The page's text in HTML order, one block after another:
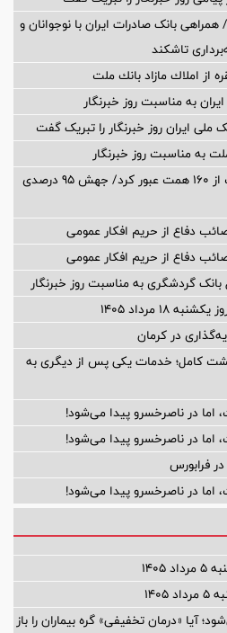
همراهی بانک صادرات ایران با نوجوانان و
تاشکند
به مناسبت روز خبرنگار
ملی ایران روز خبرنگار را تبریک گفت
به مناسبت روز خبرنگار
درآمدهای عملیاتی بانك ملت از 160 همت عبور كرد/ جهش 95 درصدی
دفاع از حریم افکار عمومی
دفاع از حریم افکار عمومی
بانک گردشگری به مناسبت روز خبرنگار
مرداد ۱۴۰۵
در کرمان
کامل؛ خدمات یکی پس از دیگری به
اما در ناصرخسرو پیدا می‌شود!
اما در ناصرخسرو پیدا می‌شود!
اما در ناصرخسرو پیدا می‌شود!
آیا «درمان تخفیفی» گره بیماران را باز